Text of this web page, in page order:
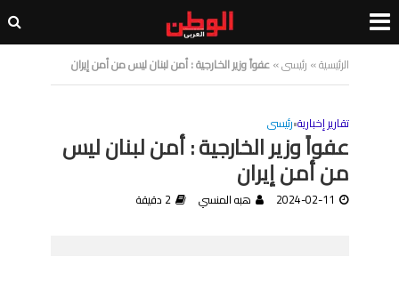
الرئيسية» رئيسى»عفواً وزير الخارجية : أمن لبنان ليس من أمن إيران
تقارير إخبارية•رئيسى
عفواً وزير الخارجية : أمن لبنان ليس
من أمن إيران
2024-02-11 هبه المنسي 2 دقيقة